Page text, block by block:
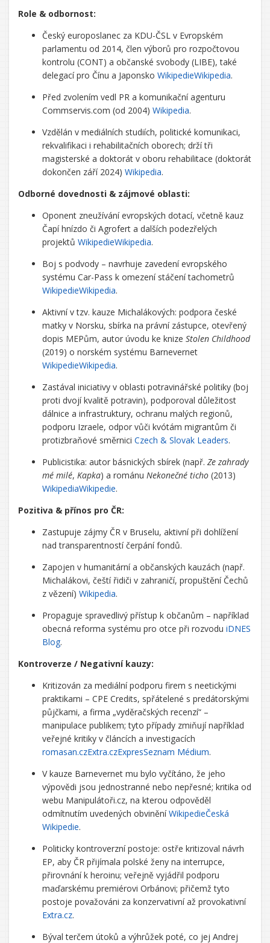
Role & odbornost:
Český europoslanec za KDU-ČSL v Evropském
parlamentu od 2014, člen výborů pro rozpočtovou
kontrolu (CONT) a občanské svobody (LIBE), také
delegací pro Čínu a Japonsko WikipedieWikipedia.
Před zvolením vedl PR a komunikační agenturu
Commservis.com (od 2004) Wikipedia.
Vzdělán v mediálních studiích, politické komunikaci,
rekvalifikaci i rehabilitačních oborech; drží tři
magisterské a doktorát v oboru rehabilitace (doktorát
dokončen září 2024) Wikipedia.
Odborné dovednosti & zájmové oblasti:
Oponent zneužívání evropských dotací, včetně kauz
Čapí hnízdo či Agrofert a dalších podezřelých
projektů WikipedieWikipedia.
Boj s podvody – navrhuje zavedení evropského
systému Car-Pass k omezení stáčení tachometrů
WikipedieWikipedia.
Aktivní v tzv. kauze Michalákových: podpora české
matky v Norsku, sbírka na právní zástupce, otevřený
dopis MEPům, autor úvodu ke knize Stolen Childhood
(2019) o norském systému Barnevernet
WikipedieWikipedia.
Zastával iniciativy v oblasti potravinářské politiky (boj
proti dvojí kvalitě potravin), podporoval důležitost
dálnice a infrastruktury, ochranu malých regionů,
podporu Izraele, odpor vůči kvótám migrantům či
protizbraňové směrnici Czech & Slovak Leaders.
Publicistika: autor básnických sbírek (např. Ze zahrady
mé milé, Kapka) a románu Nekonečné ticho (2013)
WikipediaWikipedie.
Pozitiva & přínos pro ČR:
Zastupuje zájmy ČR v Bruselu, aktivní při dohlížení
nad transparentností čerpání fondů.
Zapojen v humanitární a občanských kauzách (např.
Michalákovi, čeští řidiči v zahraničí, propuštění Čechů
z vězení) Wikipedia.
Propaguje spravedlivý přístup k občanům – například
obecná reforma systému pro otce při rozvodu iDNES
Blog.
Kontroverze / Negativní kauzy:
Kritizován za mediální podporu firem s neetickými
praktikami – CPE Credits, spřátelené s predátorskými
půjčkami, a firma „vyděračských recenzí“ –
manipulace publikem; tyto případy zmiňují například
veřejné kritiky v článcích a investigacích
romasan.czExtra.czExpresSeznam Médium.
V kauze Barnevernet mu bylo vyčítáno, že jeho
výpovědi jsou jednostranné nebo nepřesné; kritika od
webu Manipulátoři.cz, na kterou odpověděl
odmítnutím uvedených obviněníWikipedieČeská
Wikipedie.
Politicky kontroverzní postoje: ostře kritizoval návrh
EP, aby ČR přijímala polské ženy na interrupce,
přirovnání k heroinu; veřejně vyjádřil podporu
maďarskému premiérovi Orbánovi; přičemž tyto
postoje považováni za konzervativní až provokativní
Extra.cz.
Býval terčem útoků a výhrůžek poté, co jej Andrej